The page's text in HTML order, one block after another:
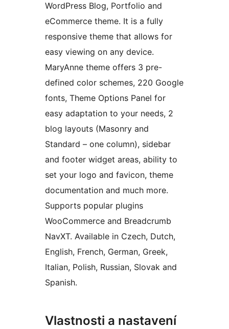
WordPress Blog, Portfolio and
eCommerce theme. It is a fully
responsive theme that allows for
easy viewing on any device.
MaryAnne theme offers 3 pre-
defined color schemes, 220 Google
fonts, Theme Options Panel for
easy adaptation to your needs, 2
blog layouts (Masonry and
Standard – one column), sidebar
and footer widget areas, ability to
set your logo and favicon, theme
documentation and much more.
Supports popular plugins
WooCommerce and Breadcrumb
NavXT. Available in Czech, Dutch,
English, French, German, Greek,
Italian, Polish, Russian, Slovak and
Spanish.
Vlastnosti a nastavení